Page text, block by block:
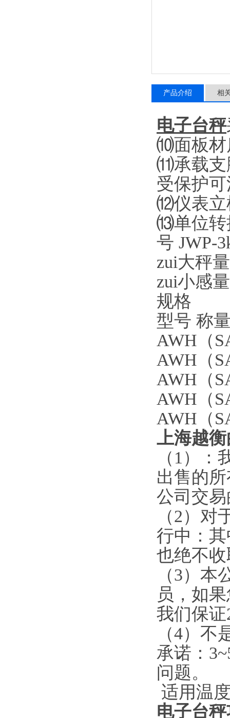
产品介绍 相
电子台秤
⑽面板材
⑾承载支
受保护
⑿仪表立
⒀单位转
号 JWP-
zui大秤
zui小感
规格
型号 称
AWH （
AWH （
AWH （
AWH （
AWH （
上海越
（1）
：
出售的
公司交
（2）对
行中：
也绝不
（3）本
员，如
我们保证
（4）不
承诺：
问题。
适用温
电子台